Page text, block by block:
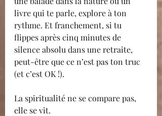
livre qui te parle, explore à ton
rythme. Et franchement, si tu
flippes après cinq minutes de
silence absolu dans une retraite,
peut-être que ce n’est pas ton truc
(et c’est OK !).
La spiritualité ne se compare pas,
elle se vit.